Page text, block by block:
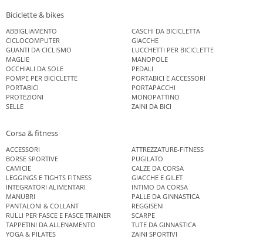
Biciclette & bikes
ABBIGLIAMENTO
CASCHI DA BICICLETTA
CICLOCOMPUTER
GIACCHE
GUANTI DA CICLISMO
LUCCHETTI PER BICICLETTE
MAGLIE
MANOPOLE
OCCHIALI DA SOLE
PEDALI
POMPE PER BICICLETTE
PORTABICI E ACCESSORI
PORTABICI
PORTAPACCHI
PROTEZIONI
MONOPATTINO
SELLE
ZAINI DA BICI
Corsa & fitness
ACCESSORI
ATTREZZATURE-FITNESS
BORSE SPORTIVE
PUGILATO
CAMICIE
CALZE DA CORSA
LEGGINGS E TIGHTS FITNESS
GIACCHE E GILET
INTEGRATORI ALIMENTARI
INTIMO DA CORSA
MANUBRI
PALLE DA GINNASTICA
PANTALONI & COLLANT
REGGISENI
RULLI PER FASCE E FASCE TRAINER
SCARPE
TAPPETINI DA ALLENAMENTO
TUTE DA GINNASTICA
YOGA & PILATES
ZAINI SPORTIVI